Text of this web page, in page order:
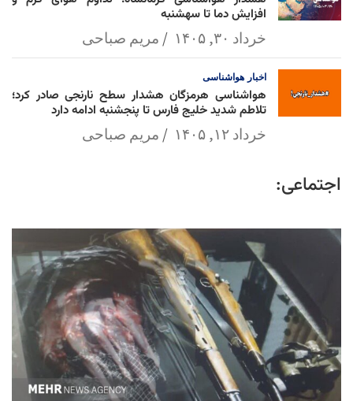
افزایش دما تا سهشنبه
خرداد ۳۰, ۱۴۰۵ مریم صباحی
اخبار هواشناسی
هواشناسی هرمزگان هشدار سطح نارنجی صادر کرد؛
تلاطم شدید خلیج فارس تا پنجشنبه ادامه دارد
خرداد ۱۲, ۱۴۰۵ مریم صباحی
اجتماعی: